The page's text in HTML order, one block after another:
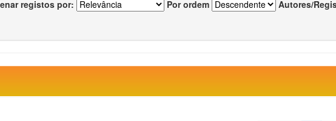
registos por: Por ordem Autores/